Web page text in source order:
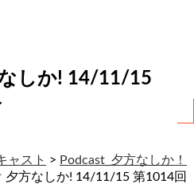
しか! 14/11/15
ャスト > Podcast_夕方なしか！
夕方なしか! 14/11/15 第1014回